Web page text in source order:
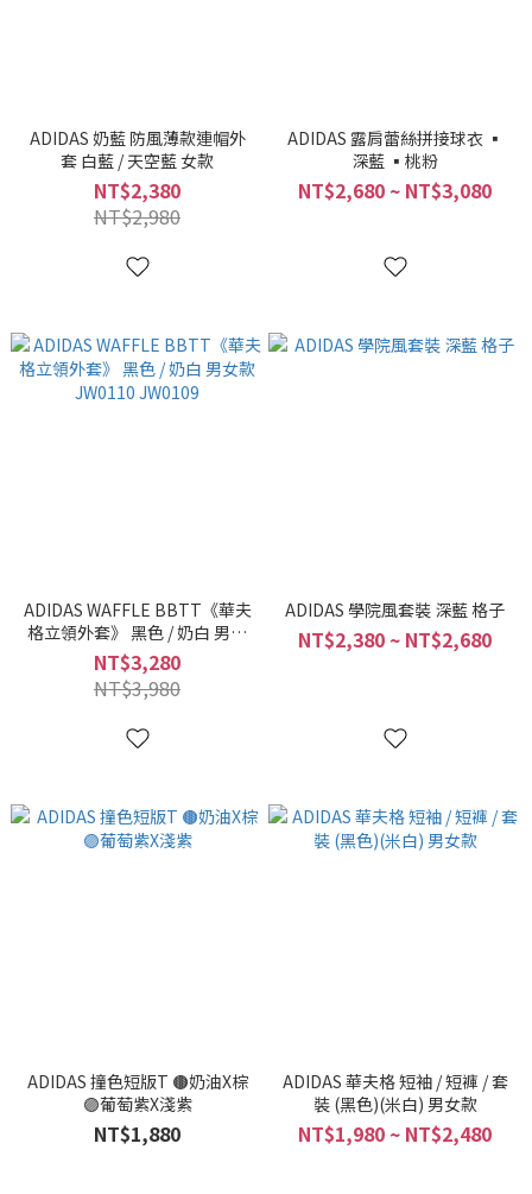
ADIDAS 奶藍 防風薄款連帽外
套 白藍 / 天空藍 女款
NT$2,380
NT$2,980
ADIDAS 露肩蕾絲拼接球衣 ▪
深藍 ▪桃粉
NT$2,680 ~ NT$3,080
ADIDAS WAFFLE BBTT《華夫
格立領外套》 黑色 / 奶白 男女
款 JW0110 JW0109
NT$3,280
NT$3,980
ADIDAS 學院風套裝 深藍 格子
NT$2,380 ~ NT$2,680
ADIDAS 撞色短版T 🟤奶油X棕
🟣葡萄紫X淺紫
NT$1,880
ADIDAS 華夫格 短袖 / 短褲 / 套
裝 (黑色)(米白) 男女款
NT$1,980 ~ NT$2,480